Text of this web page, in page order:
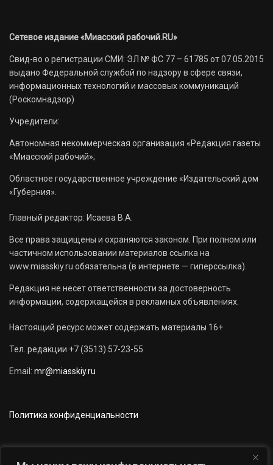
Сетевое издание «Миасский рабочий.RU»
Свид-во о регистрации СМИ: ЭЛ № ФС 77 – 61785 от 07.05.2015
выдано Федеральной службой по надзору в сфере связи,
информационных технологий и массовых коммуникаций
(Роскомнадзор)
Учредители:
Автономная некоммерческая организация «Редакция газеты
«Миасский рабочий»;
Областное государственное учреждение «Издательский дом
«Губерния».
Главный редактор: Исаева В.А.
Все права защищены и охраняются законом. При полном или
частичном использовании материалов ссылка на
www.miasskiy.ru обязательна (в интернете — гиперссылка).
Редакция не несет ответственности за достоверность
информации, содержащейся в рекламных объявлениях.
Настоящий ресурс может содержать материалы 16+
Тел. редакции +7 (3513) 57-23-55
Email: mr@miasskiy.ru
Политика конфиденциальности